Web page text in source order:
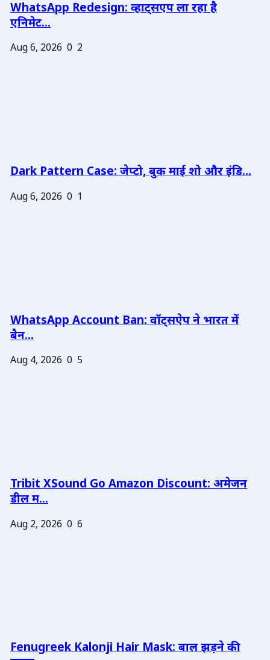
WhatsApp Redesign: व्हाट्सएप ला रहा है
एनिमेट...
Aug 6, 2026 0 2
Dark Pattern Case: जेप्टो, बुक माई शो और इंडि...
Aug 6, 2026 0 1
WhatsApp Account Ban: वॉट्सऐप ने भारत में
बैन...
Aug 4, 2026 0 5
Tribit XSound Go Amazon Discount: अमेजन
डील म...
Aug 2, 2026 0 6
Fenugreek Kalonji Hair Mask: बाल झड़ने की